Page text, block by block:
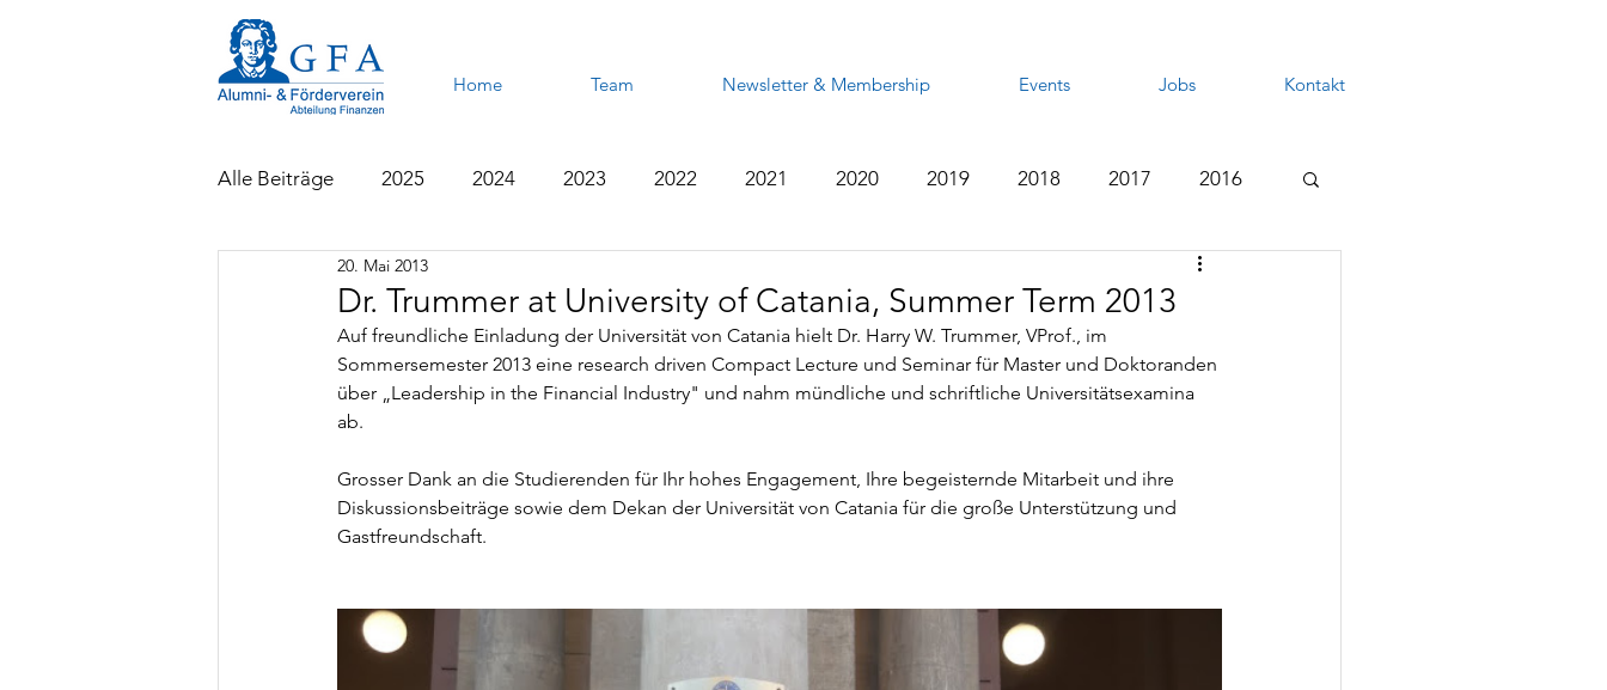
Home Team Newsletter & Membership Events Jobs Kontakt
Alle Beiträge 2025 2024 2023 2022 2021 2020 2019 2018 2017 2016
2014
Dr. Trummer at University of Catania, Summer Term 2013
20. Mai 2013
Auf freundliche Einladung der Universität von Catania hielt Dr. Harry W. Trummer, VProf., im
Sommersemester 2013 eine research driven Compact Lecture und Seminar für Master und Doktoranden
über „Leadership in the Financial Industry" und nahm mündliche und schriftliche Universitätsexamina
ab.
Grosser Dank an die Studierenden für Ihr hohes Engagement, Ihre begeisternde Mitarbeit und ihre
Diskussionsbeiträge sowie dem Dekan der Universität von Catania für die große Unterstützung und
Gastfreundschaft.